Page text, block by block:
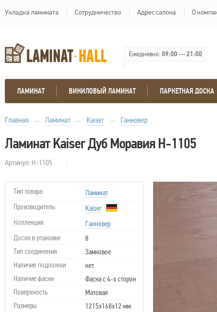
Укладка ламината Сотрудничество Адрес салона О
Ежедневно:09:00—21:00
ЛАМИНАТ ВИНИЛОВЫЙ ЛАМИНАТ ПАРКЕТНАЯ ДОСКА
Главная → Ламинат → Kaiser → Ганновер
Ламинат Kaiser Дуб Моравия H-1105
Артикул: H-1105
Тип товара:
Ламинат
Производитель:
Kaiser
Коллекция:
Ганновер
Досок в упаковке
8
Тип соединения
Замковое
Наличие подложки
нет
Наличие фаски
Фаска с 4-х сторон
Поверхность
Матовая
Размеры
1215х168х12 мм